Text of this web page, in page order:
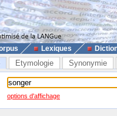
Lexiques
Etymologie Synonymie
options d'affichage